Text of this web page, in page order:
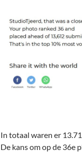
In totaal waren er
De kans om op de 36e